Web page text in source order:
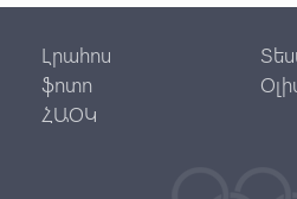
Լրահոս
ֆոտո
ՀԱՕԿ